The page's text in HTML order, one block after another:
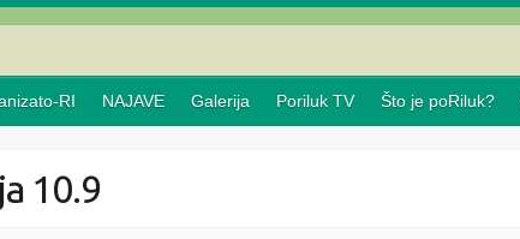
RI NAJAVE Galerija Poriluk TV Što je poRiluk?
10.9